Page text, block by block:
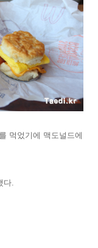
먹었기에 맥도널드에
다.